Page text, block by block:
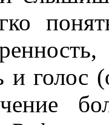
и голос